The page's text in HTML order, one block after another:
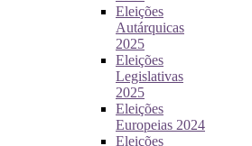
Eleições
Autárquicas
2025
Eleições
Legislativas
2025
Eleições
Europeias 2024
Eleições